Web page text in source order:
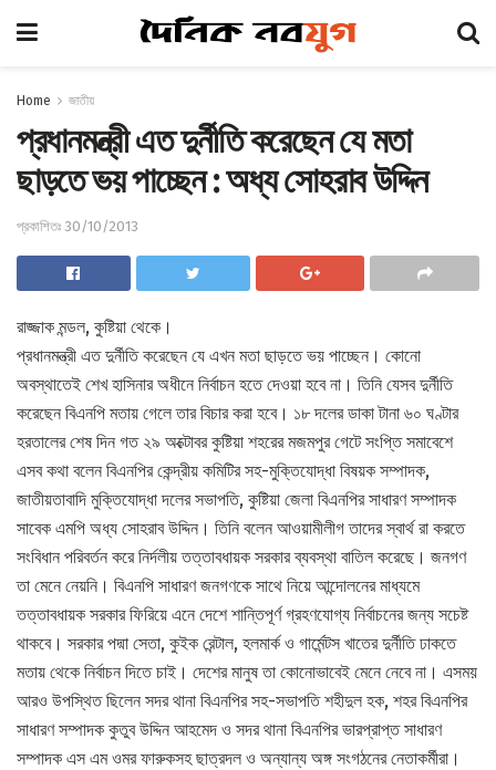
Home জাতীয়
প্রধানমন্ত্রী এত দুর্নীতি করেছেন যে মতা
ছাড়তে ভয় পাচ্ছেন : অধ্য সোহরাব উদ্দিন
প্রকাশিতঃ 30/10/2013
রাজ্জাক মন্ডল, কুষ্টিয়া থেকে।
প্রধানমন্ত্রী এত দুর্নীতি করেছেন যে এখন মতা ছাড়তে ভয় পাচ্ছেন। কোনো
অবস্থাতেই শেখ হাসিনার অধীনে নির্বাচন হতে দেওয়া হবে না। তিনি যেসব দুর্নীতি
করেছেন বিএনপি মতায় গেলে তার বিচার করা হবে। ১৮ দলের ডাকা টানা ৬০ ঘণ্টার
হরতালের শেষ দিন গত ২৯ অক্টোবর কুষ্টিয়া শহরের মজমপুর গেটে সংপ্তি সমাবেশে
এসব কথা বলেন বিএনপির কেন্দ্রীয় কমিটির সহ-মুক্তিযোদ্ধা বিষয়ক সম্পাদক,
জাতীয়তাবাদি মুক্তিযোদ্ধা দলের সভাপতি, কুষ্টিয়া জেলা বিএনপির সাধারণ সম্পাদক
সাবেক এমপি অধ্য সোহরাব উদ্দিন। তিনি বলেন আওয়ামীলীগ তাদের স্বার্থ রা করতে
সংবিধান পরিবর্তন করে নির্দলীয় তত্তাবধায়ক সরকার ব্যবস্থা বাতিল করেছে। জনগণ
তা মেনে নেয়নি। বিএনপি সাধারণ জনগণকে সাথে নিয়ে আন্দোলনের মাধ্যমে
তত্তাবধায়ক সরকার ফিরিয়ে এনে দেশে শান্তিপূর্ণ গ্রহণযোগ্য নির্বাচনের জন্য সচেষ্ট
থাকবে। সরকার পদ্মা সেতা, কুইক রেন্টাল, হলমার্ক ও গার্মেন্টস খাতের দুর্নীতি ঢাকতে
মতায় থেকে নির্বাচন দিতে চাই। দেশের মানুষ তা কোনোভাবেই মেনে নেবে না। এসময়
আরও উপস্থিত ছিলেন সদর থানা বিএনপির সহ-সভাপতি শহীদুল হক, শহর বিএনপির
সাধারণ সম্পাদক কুতুব উদ্দিন আহমেদ ও সদর থানা বিএনপির ভারপ্রাপ্ত সাধারণ
সম্পাদক এস এম ওমর ফারুকসহ ছাত্রদল ও অন্যান্য অঙ্গ সংগঠনের নেতাকর্মীরা।